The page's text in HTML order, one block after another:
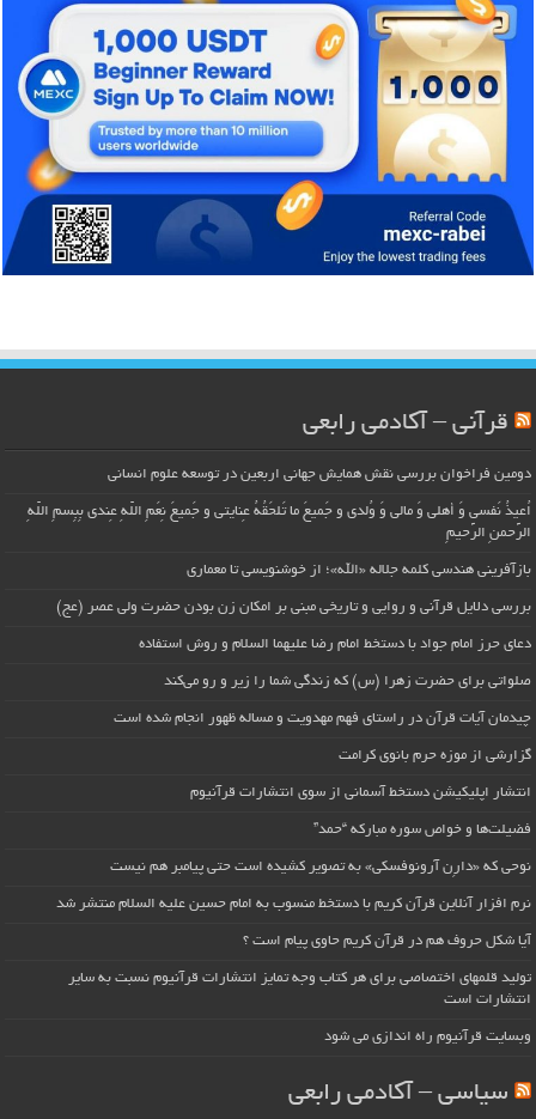
قرآنی – آکادمی رابعی
دومین فراخوان بررسی نقش همایش جهانی اربعین در توسعه علوم انسانی
اُعیذُ نَفسی وَ أهلی وَ مالی وَ وُلدی و جَمیعَ ما تَلحَقُهُ عِنایتی و جَمیعَ نِعَمِ اللّهِ عِندی بِبِسمِ اللّهِ
الرَّحمنِ الرَّحیمِ
بازآفرینی هندسی کلمه جلاله «الله»؛ از خوشنویسی تا معماری
بررسی دلایل قرآنی و روایی و تاریخی مبنی بر امکان زن بودن حضرت ولی عصر (عج)
دعای حرز امام جواد با دستخط امام رضا علیهما السلام و روش استفاده
صلواتی برای حضرت زهرا (س) که زندگی شما را زیر و رو می‌کند
چیدمان آیات قرآن در راستای فهم مهدویت و مساله ظهور انجام شده است
گزارشی از موزه حرم بانوی کرامت
انتشار اپلیکیشن دستخط آسمانی از سوی انتشارات قرآنیوم
فضیلت‌ها و خواص سوره مبارکه “حمد”
نوحی که «دارِن آرونوفسکی» به تصویر کشیده است حتی پیامبر هم نیست
نرم افزار آنلاین قرآن کریم با دستخط منسوب به امام حسین علیه السلام منتشر شد
آیا شکل حروف هم در قرآن کریم حاوی پیام است ؟
تولید قلمهای اختصاصی برای هر کتاب وجه تمایز انتشارات قرآنیوم نسبت به سایر
انتشارات است
وبسایت قرآنیوم راه اندازی می شود
سیاسی – آکادمی رابعی